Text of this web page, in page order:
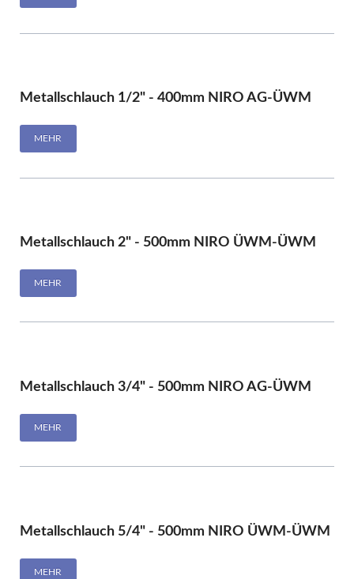
Metallschlauch 1/2" - 400mm NIRO AG-ÜWM
MEHR
Metallschlauch 2" - 500mm NIRO ÜWM-ÜWM
MEHR
Metallschlauch 3/4" - 500mm NIRO AG-ÜWM
MEHR
Metallschlauch 5/4" - 500mm NIRO ÜWM-ÜWM
MEHR